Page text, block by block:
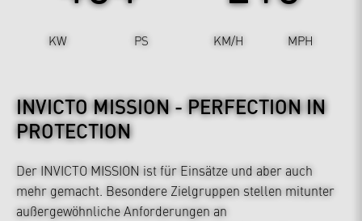
KW PS KM/H MPH
INVICTO MISSION - PERFECTION IN
PROTECTION
Der INVICTO MISSION ist für Einsätze und aber auch
mehr gemacht. Besondere Zielgruppen stellen mitunter
außergewöhnliche Anforderungen an